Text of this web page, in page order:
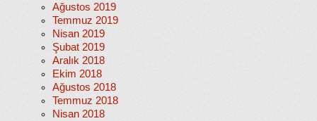
Ağustos 2019
Temmuz 2019
Nisan 2019
Şubat 2019
Aralık 2018
Ekim 2018
Ağustos 2018
Temmuz 2018
Nisan 2018